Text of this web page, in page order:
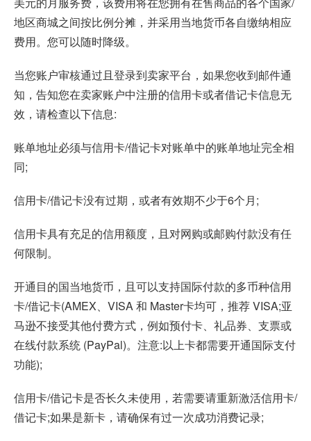
地区商城之间按比例分摊，并采用当地货币各自缴纳相应
费用。您可以随时降级。
当您账户审核通过且登录到卖家平台，如果您收到邮件通
知，告知您在卖家账户中注册的信用卡或者借记卡信息无
效，请检查以下信息:
账单地址必须与信用卡/借记卡对账单中的账单地址完全相
同;
信用卡/借记卡没有过期，或者有效期不少于6个月;
信用卡具有充足的信用额度，且对网购或邮购付款没有任
何限制。
开通目的国当地货币，且可以支持国际付款的多币种信用
卡/借记卡(AMEX、VISA 和 Master卡均可，推荐 VISA;亚
马逊不接受其他付费方式，例如预付卡、礼品券、支票或
在线付款系统 (PayPal)。注意:以上卡都需要开通国际支付
功能);
信用卡/借记卡是否长久未使用，若需要请重新激活信用卡/
借记卡;如果是新卡，请确保有过一次成功消费记录;